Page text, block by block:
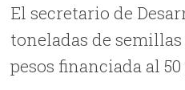
El secretario de
toneladas de
pesos financiada al